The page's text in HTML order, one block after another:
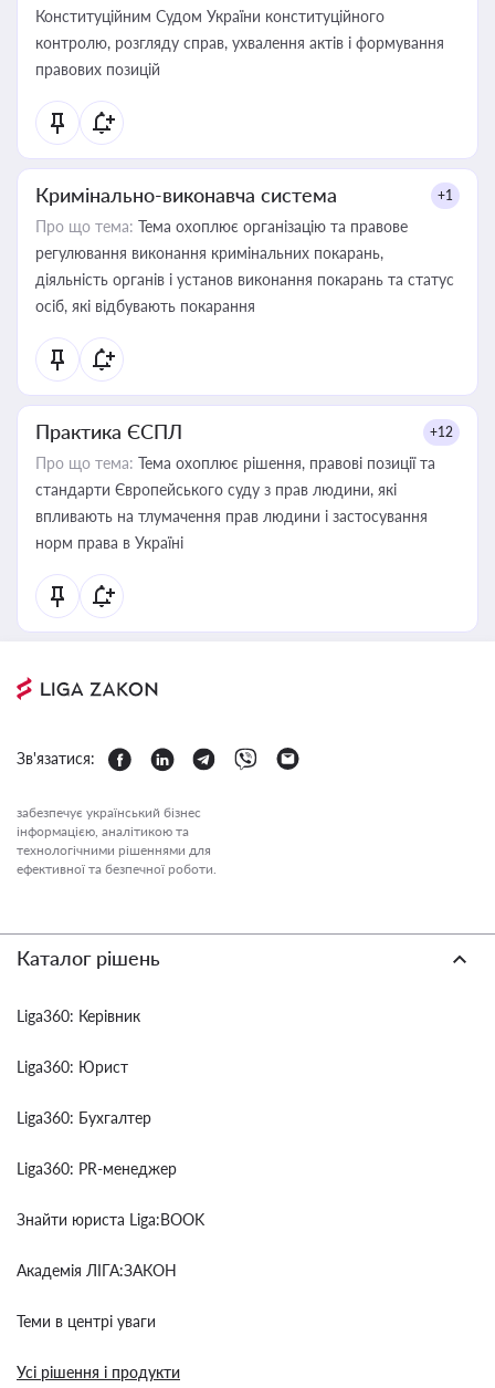
Конституційним Судом України конституційного
контролю, розгляду справ, ухвалення актів і формування
правових позицій
Кримінально-виконавча система +1
Про що тема: Тема охоплює організацію та правове
регулювання виконання кримінальних покарань,
діяльність органів і установ виконання покарань та статус
осіб, які відбувають покарання
Практика ЄСПЛ +12
Про що тема: Тема охоплює рішення, правові позиції та
стандарти Європейського суду з прав людини, які
впливають на тлумачення прав людини і застосування
норм права в Україні
Зв'язатися:
забезпечує український бізнес
інформацією, аналітикою та
технологічними рішеннями для
ефективної та безпечної роботи.
Каталог рішень
Liga360: Керівник
Liga360: Юрист
Liga360: Бухгалтер
Liga360: PR-менеджер
Знайти юриста Liga:BOOK
Академія ЛІГА:ЗАКОН
Теми в центрі уваги
Усі рішення і продукти